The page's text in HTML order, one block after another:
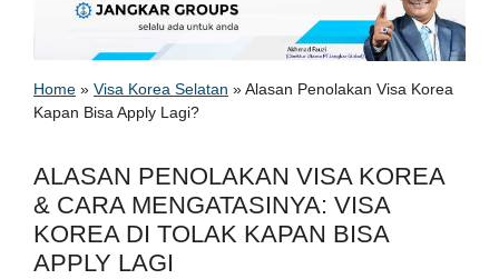
Home » Visa Korea Selatan »Alasan Penolakan Visa Korea
Kapan Bisa Apply Lagi?
ALASAN PENOLAKAN VISA KOREA
& CARA MENGATASINYA: VISA
KOREA DI TOLAK KAPAN BISA
APPLY LAGI